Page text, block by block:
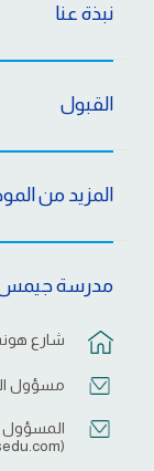
نبذة عنا
القبول
المزيد من
مدرسة جيمس
شارع
مسؤول
المسؤول
(